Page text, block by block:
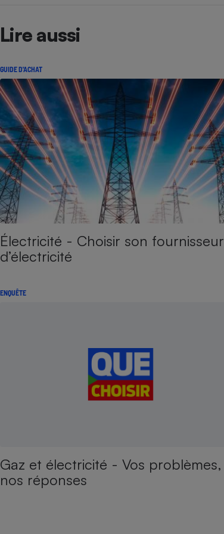
Lire aussi
GUIDE D'ACHAT
Électricité - Choisir son fournisseur
d’électricité
ENQUÊTE
Gaz et électricité - Vos problèmes,
nos réponses